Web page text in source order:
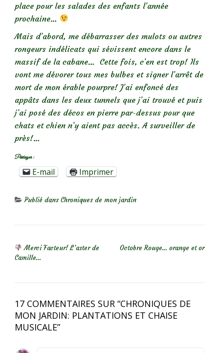
place pour les salades des enfants l’année
prochaine…
Mais d’abord, me débarrasser des mulots ou autres
rongeurs indélicats qui sévissent encore dans le
massif de la cabane… Cette fois, c’en est trop! Ils
vont me dévorer tous mes bulbes et signer l’arrêt de
mort de mon érable pourpre! J’ai enfoncé des
appâts dans les deux tunnels que j’ai trouvé et puis
j’ai posé des décos en pierre par-dessus pour que
chats et chien n’y aient pas accès. A surveiller de
près!…
Partager :
E-mail Imprimer
Publié dansChroniques de mon jardin
Merci Facteur! L’aster de
Camille…
Octobre Rouge… orange et or
17 COMMENTAIRES SUR “CHRONIQUES DE
MON JARDIN: PLANTATIONS ET CHAISE
MUSICALE”